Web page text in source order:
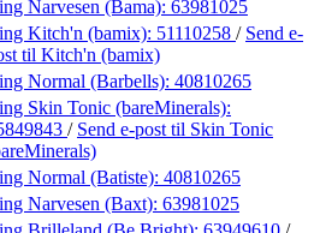
Narvesen (Bama): 63981025
Kitch'n (bamix): 51110258 / Send e-
til Kitch'n (bamix)
Normal (Barbells): 40810265
Skin Tonic (bareMinerals):
/ Send e-post til Skin Tonic
Normal (Batiste): 40810265
Narvesen (Baxt): 63981025